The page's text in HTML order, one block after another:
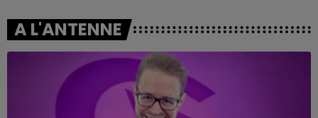
A L'ANTENNE